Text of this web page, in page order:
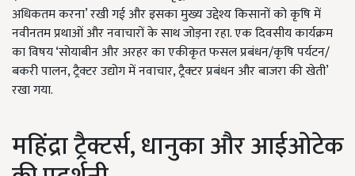
अधिकतम करना’ रखी गई और इसका मुख्य उद्देश्य किसानों को कृषि में
नवीनतम प्रथाओं और नवाचारों के साथ जोड़ना रहा. एक दिवसीय कार्यक्रम
का विषय ‘सोयाबीन और अरहर का एकीकृत फसल प्रबंधन/कृषि पर्यटन/
बकरी पालन, ट्रैक्टर उद्योग में नवाचार, ट्रैक्टर प्रबंधन और बाजरा की खेती’
रखा गया.
महिंद्रा ट्रैक्टर्स, धानुका और आईओटेक